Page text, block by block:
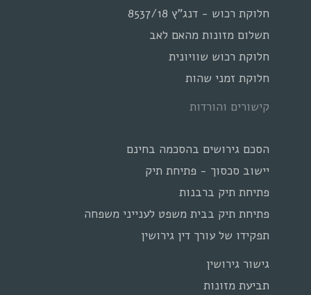
חלוקת רכוש - דנג"ץ 8537/18
תשלום מזונות מהאם לאב
חלוקת רכוש שוויונית
חלוקת זמני שהות
קישורים והורדות
הסכם גירושים בהסכמה בחינם
יישוב סכסוך - פתיחת תיק
פתיחת תיק ברבנות
פתיחת תיק בבית משפט לענייני משפחה
תפקידו של עורך דין גירושין
גישור גירושין
תביעת מזונות